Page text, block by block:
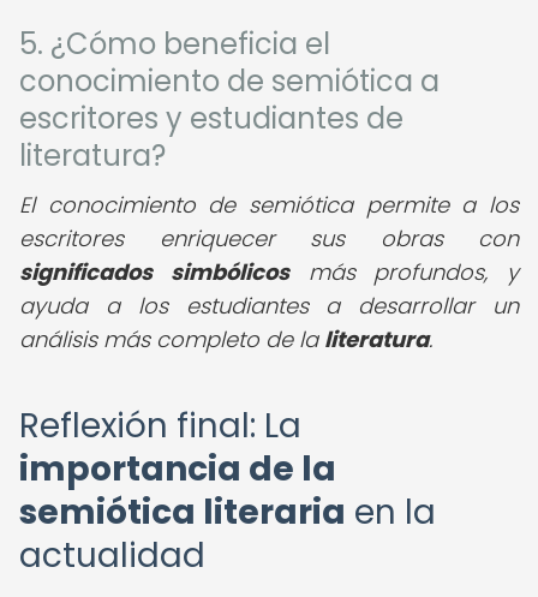
5. ¿Cómo beneficia el
conocimiento de semiótica a
escritores y estudiantes de
literatura?
El conocimiento de semiótica permite a los
escritores enriquecer sus obras con
significados simbólicosmás profundos, y
ayuda a los estudiantes a desarrollar un
análisis más completo de la literatura.
Reflexión final: La
importancia de la
semiótica literaria en la
actualidad